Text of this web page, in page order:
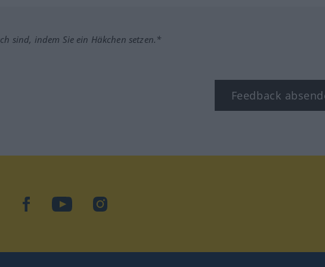
sind, indem Sie ein Häkchen setzen.*
Feedback
facebookYouTubeInstagram